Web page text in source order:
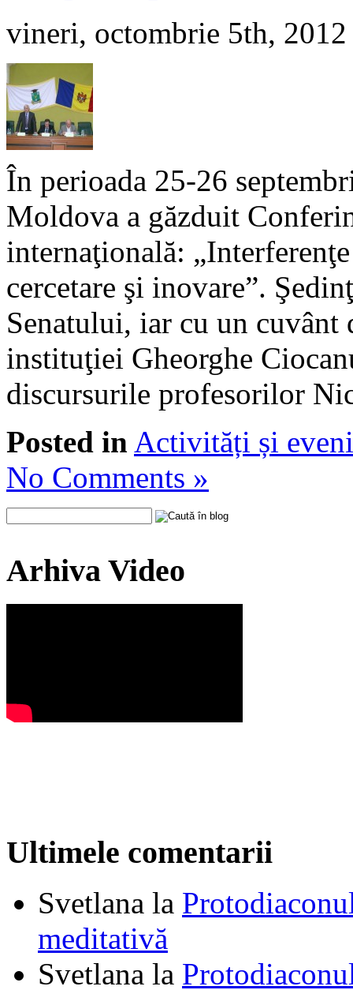
vineri, octombrie 5th, 2012
În perioada 25-26
Moldova a găzduit
internaţională:
cercetare şi inovare”.
Senatului, iar cu un cuvânt
instituţiei Gheorghe
discursurile profesorilor
Posted in Activități și
No Comments »
Arhiva Video
Ultimele comentarii
Svetlana la
meditativă
Svetlana la